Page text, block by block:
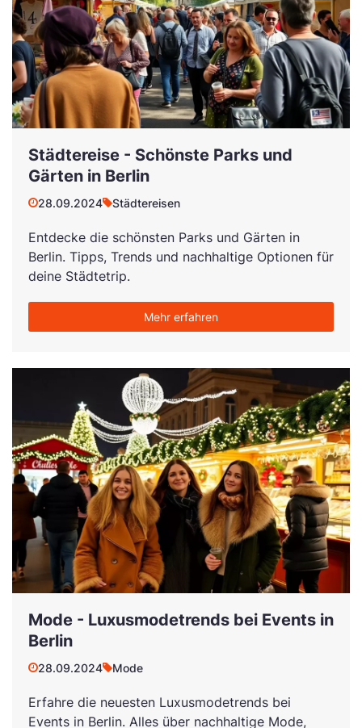
Städtereise - Schönste Parks und
Gärten in Berlin
28.09.2024 Städtereisen
Entdecke die schönsten Parks und Gärten in
Berlin. Tipps, Trends und nachhaltige Optionen für
deine Städtetrip.
Mehr erfahren
Mode - Luxusmodetrends bei Events in
Berlin
28.09.2024 Mode
Erfahre die neuesten Luxusmodetrends bei
Events in Berlin. Alles über nachhaltige Mode,